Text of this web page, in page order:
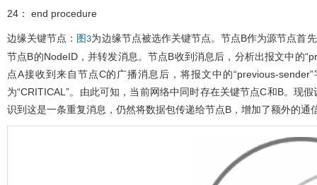
24： end procedure
边缘关键节点： 图3为边缘节点被选作关键节点。节点B作为源节点首
节点B的NodeID，并转发消息。节点B收到消息后，分析出报文中的
点A接收到来自节点C的广播消息后，将报文中的
为“CRITICAL”。由此可知，当前网络中同时存在关键节点C和B。现
识到这是一条重复消息，仍然将数据包传递给节点B，增加了额外的通